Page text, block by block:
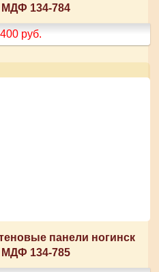
МДФ 134-784
руб.
панели ногинск
МДФ 134-785